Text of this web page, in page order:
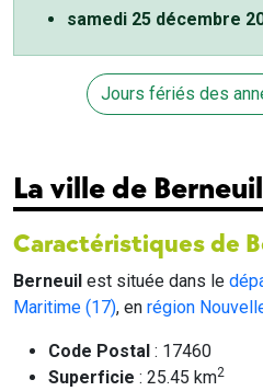
samedi 25 décembre
Jours fériés des
La ville de Berneuil
Caractéristiques de
Berneuil est située dans le
Maritime (17), en région
Code Postal : 17460
Superficie : 25.45 km2